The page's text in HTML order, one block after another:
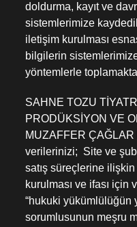
doldurma, kayıt ve
sistemlerimize
iletişim kurulması
bilgilerin
yöntemlerle
SAHNE TOZU
PRODÜKSİYON VE
MUZAFFER
verilerinizi; Site ve
satış süreçlerine
kurulması ve ifası için
“hukuki yükümlülüğün
sorumlusunun meşru